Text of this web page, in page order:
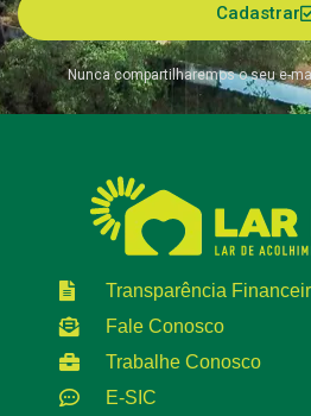
Cadastrar
Nunca compartilharemos o seu e-
Transparência
Fale Conosco
Trabalhe Conosco
E-SIC